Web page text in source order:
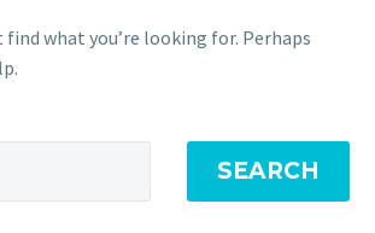
find what you’re looking for. Perhaps
SEARCH